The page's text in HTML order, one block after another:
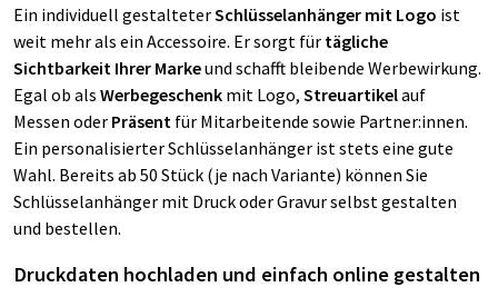
Ein individuell gestalteterSchlüsselanhänger mit Logo ist
weit mehr als ein Accessoire. Er sorgt für tägliche
Sichtbarkeit Ihrer Markeund schafft bleibende Werbewirkung.
Egal ob als Werbegeschenk mit Logo, Streuartikelauf
Messen oder Präsent für Mitarbeitende sowie Partner:innen.
Ein personalisierter Schlüsselanhänger ist stets eine gute
Wahl. Bereits ab 50 Stück (je nach Variante) können Sie
Schlüsselanhänger mit Druck oder Gravur selbst gestalten
und bestellen.
Druckdaten hochladen und einfach online gestalten